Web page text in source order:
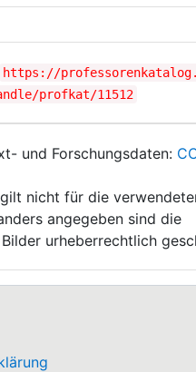
https://
profkat/11512
und Forschungsdaten:
nicht für die
angegeben sind die
urheberrechtlich